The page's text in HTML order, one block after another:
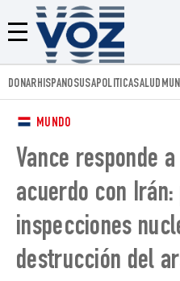
Menú
Voz.us
DONARHISPANOSUSAPOLITICASALUD
MUNDO
Vance responde
acuerdo con
inspecciones
destrucción del